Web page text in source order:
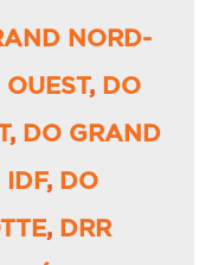
NORD-
, DO
, DO GRAND
IDF, DO
, DRR